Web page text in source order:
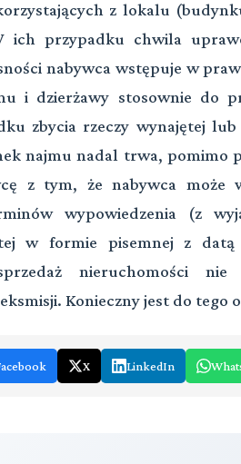
z lokalu
ich przypadku chwila
nabywca wstępuje w
i dzierżawy stosownie do
zbycia rzeczy wynajętej
najmu nadal trwa, pomimo
z tym, że nabywca może
wypowiedzenia (z
w formie pisemnej z datą
nieruchomości
Konieczny jest do tego
X LinkedIn